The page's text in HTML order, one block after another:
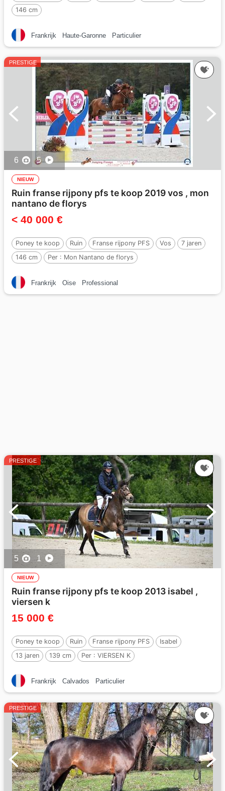
146 cm
Frankrijk Haute-Garonne Particulier
PRESTIGE
6 5
NIEUW
Ruin franse rijpony pfs te koop 2019 vos , mon
nantano de florys
< 40 000 €
Poney te koop Ruin Franse rijpony PFS Vos
7 jaren
146 cm
Per : Mon Nantano de florys
Frankrijk Oise Professional
PRESTIGE
5 1
NIEUW
Ruin franse rijpony pfs te koop 2013 isabel ,
viersen k
15 000 €
Poney te koop Ruin Franse rijpony PFS
Isabel
13 jaren
139 cm Per : VIERSEN K
Frankrijk Calvados Particulier
PRESTIGE